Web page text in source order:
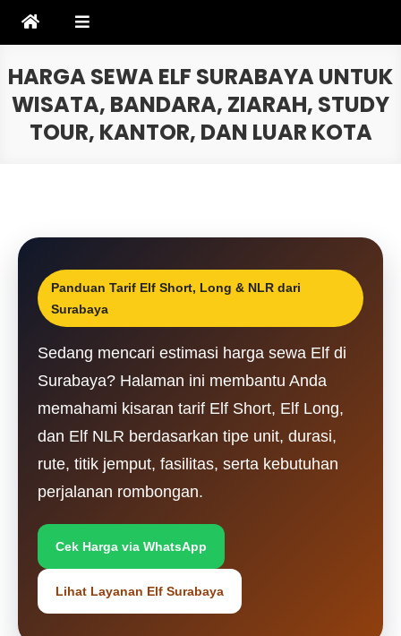
HARGA SEWA ELF SURABAYA UNTUK
WISATA, BANDARA, ZIARAH, STUDY
TOUR, KANTOR, DAN LUAR KOTA
Panduan Tarif Elf Short, Long & NLR dari
Surabaya
Sedang mencari estimasi harga sewa Elf di
Surabaya? Halaman ini membantu Anda
memahami kisaran tarif Elf Short, Elf Long,
dan Elf NLR berdasarkan tipe unit, durasi,
rute, titik jemput, fasilitas, serta kebutuhan
perjalanan rombongan.
Cek Harga via WhatsApp
Lihat Layanan Elf Surabaya